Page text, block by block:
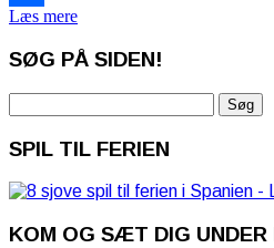
Share
Læs mere
SØG PÅ SIDEN!
efter:
SPIL TIL FERIEN
KOM OG SÆT DIG UNDER